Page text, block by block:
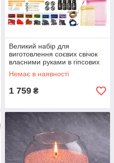
Великий набір для
виготовлення соєвих свічок
власними руками в гіпсових
кашпо для новачків
Немає в наявності
1 759 ₴